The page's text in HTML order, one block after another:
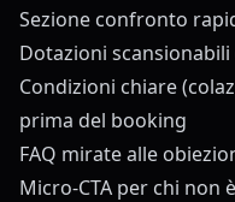
Sezione confronto
Dotazioni
Condizioni chiare
prima del booking
FAQ mirate alle
Micro-CTA per chi